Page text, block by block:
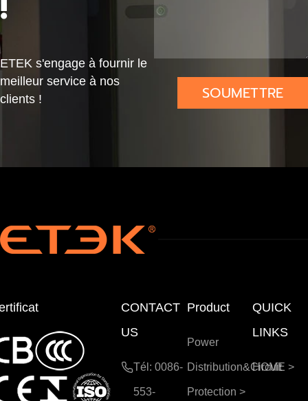
ETEK s'engage à fournir le
meilleur service à nos
clients !
SOUMETTRE
CONTACT
US
Tél: 0086-
553-
Product
Power
Distribution&Circuit
Protection >
QUICK
LINKS
HOME >